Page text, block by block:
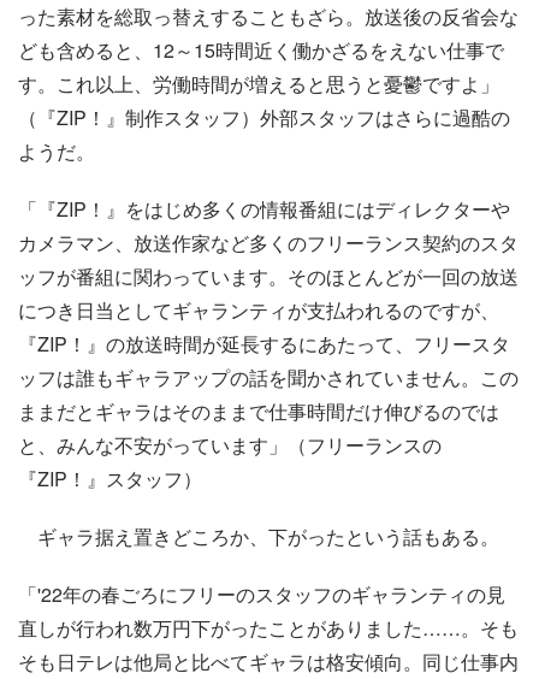
った素材を総取っ替えすることもざら。放送後の反省会な
ども含めると、12～15時間近く働かざるをえない仕事で
す。これ以上、労働時間が増えると思うと憂鬱ですよ」
（『ZIP！』制作スタッフ）外部スタッフはさらに過酷の
ようだ。
「『ZIP！』をはじめ多くの情報番組にはディレクターや
カメラマン、放送作家など多くのフリーランス契約のスタ
ッフが番組に関わっています。そのほとんどが一回の放送
につき日当としてギャランティが支払われるのですが、
『ZIP！』の放送時間が延長するにあたって、フリースタ
ッフは誰もギャラアップの話を聞かされていません。この
ままだとギャラはそのままで仕事時間だけ伸びるのでは
と、みんな不安がっています」（フリーランスの
『ZIP！』スタッフ）
ギャラ据え置きどころか、下がったという話もある。
「'22年の春ごろにフリーのスタッフのギャランティの見
直しが行われ数万円下がったことがありました……。そも
そも日テレは他局と比べてギャラは格安傾向。同じ仕事内